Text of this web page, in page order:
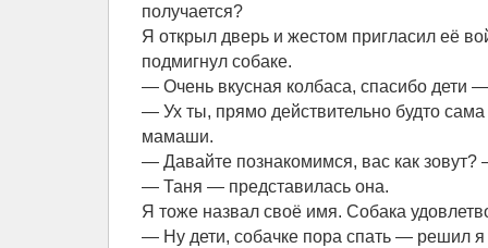
получается?
Я открыл дверь и жестом пригласил её
подмигнул собаке.
— Очень вкусная колбаса, спасибо дети
— Ух ты, прямо действительно будто
мамаши.
— Давайте познакомимся, вас как зовут?
— Таня — представилась она.
Я тоже назвал своё имя. Собака
— Ну дети, собачке пора спать — решил я